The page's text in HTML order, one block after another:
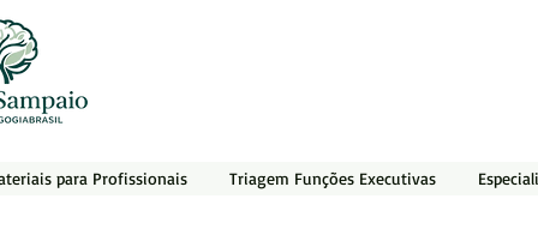
para Profissionais Triagem Funções Executivas